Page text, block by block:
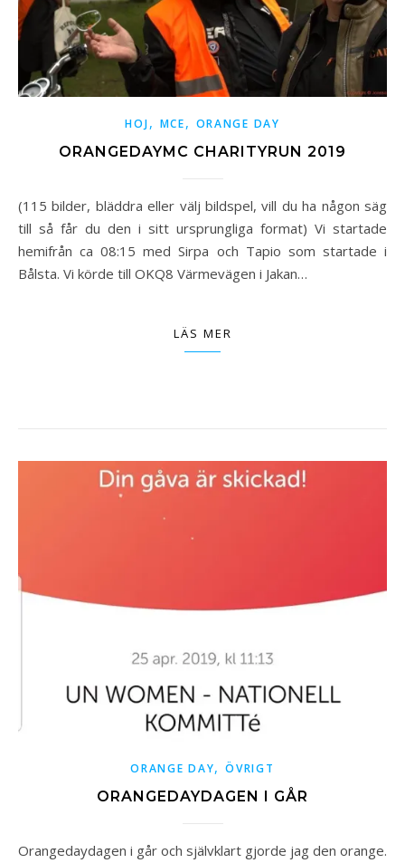
HOJ, MCE, ORANGE DAY
ORANGEDAYMC CHARITYRUN 2019
(115 bilder, bläddra eller välj bildspel, vill du ha någon säg
till så får du den i sitt ursprungliga format) Vi startade
hemifrån ca 08:15 med Sirpa och Tapio som startade i
Bålsta. Vi körde till OKQ8 Värmevägen i Jakan…
LÄS MER
ORANGE DAY,ÖVRIGT
ORANGEDAYDAGEN I GÅR
Orangedaydagen i går och självklart gjorde jag den orange.